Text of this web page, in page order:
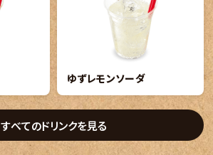
ゆずレモンソーダ
すべてのドリンクを見る